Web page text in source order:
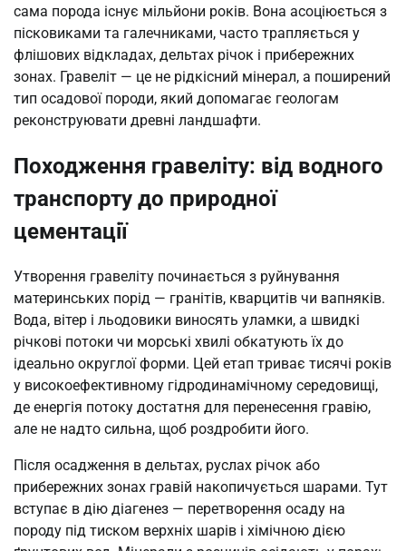
сама порода існує мільйони років. Вона асоціюється з
пісковиками та галечниками, часто трапляється у
флішових відкладах, дельтах річок і прибережних
зонах. Гравеліт — це не рідкісний мінерал, а поширений
тип осадової породи, який допомагає геологам
реконструювати древні ландшафти.
Походження гравеліту: від водного
транспорту до природної
цементації
Утворення гравеліту починається з руйнування
материнських порід — гранітів, кварцитів чи вапняків.
Вода, вітер і льодовики виносять уламки, а швидкі
річкові потоки чи морські хвилі обкатують їх до
ідеально округлої форми. Цей етап триває тисячі років
у високоефективному гідродинамічному середовищі,
де енергія потоку достатня для перенесення гравію,
але не надто сильна, щоб роздробити його.
Після осадження в дельтах, руслах річок або
прибережних зонах гравій накопичується шарами. Тут
вступає в дію діагенез — перетворення осаду на
породу під тиском верхніх шарів і хімічною дією